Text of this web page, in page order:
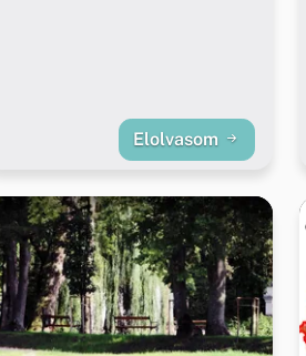
Elolvasom